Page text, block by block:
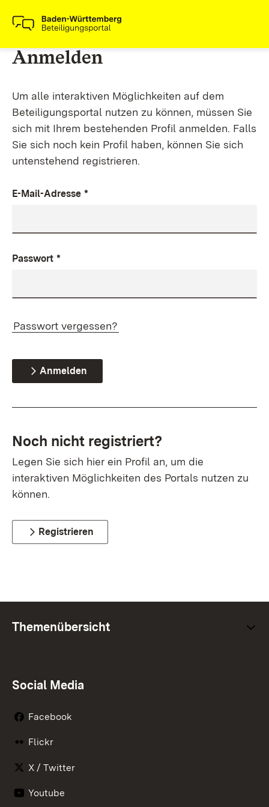
Anmelden
Um alle interaktiven Möglichkeiten auf dem
Beteiligungsportal nutzen zu können, müssen Sie
sich mit Ihrem bestehenden Profil anmelden. Falls
Sie sich noch kein Profil haben, können Sie sich
untenstehend registrieren.
E-Mail-Adresse *
Passwort *
Passwort vergessen?
Anmelden
Noch nicht registriert?
Legen Sie sich hier ein Profil an, um die
interaktiven Möglichkeiten des Portals nutzen zu
können.
Registrieren
Themenübersicht
Social Media
Facebook
Flickr
X / Twitter
Youtube